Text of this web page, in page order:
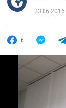
23.06.2016
6